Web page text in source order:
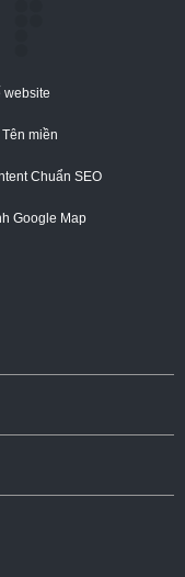
website
miền
Chuẩn SEO
Google Map